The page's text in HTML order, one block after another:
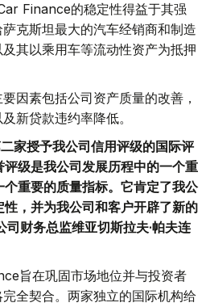
Finance的稳定性得益于其强
克斯坦最大的汽车经销商和制造
其以乘用车等流动性资产为抵押
因素包括公司资产质量的改善，
新贷款违约率降低。
家授予我公司信用评级的国际评
级是我公司发展历程中的一个重
重要的质量指标。它肯定了我公
，并为我公司和客户开辟了新的
财务总监维亚切斯拉夫·帕夫连
旨在巩固市场地位并与投资者
全契合。两家独立的国际机构给